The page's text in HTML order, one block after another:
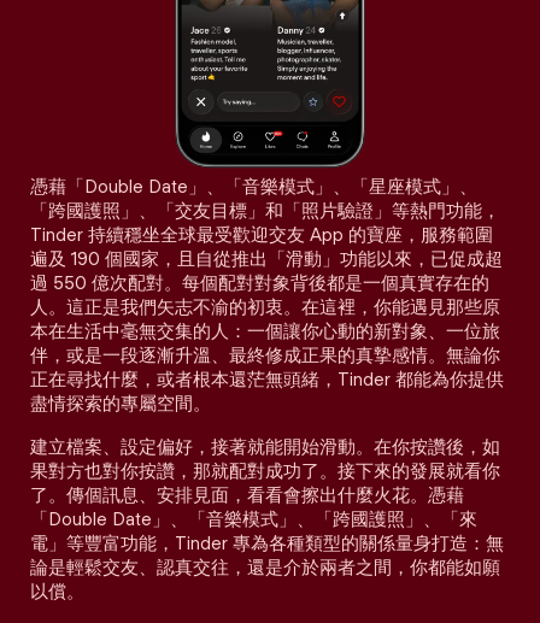
憑藉「Double Date」、「音樂模式」、「星座模式」、
「跨國護照」、「交友目標」和「照片驗證」等熱門功能，
Tinder 持續穩坐全球最受歡迎交友 App 的寶座，服務範圍
遍及 190 個國家，且自從推出「滑動」功能以來，已促成超
過 550 億次配對。每個配對對象背後都是一個真實存在的
人。這正是我們矢志不渝的初衷。在這裡，你能遇見那些原
本在生活中毫無交集的人：一個讓你心動的新對象、一位旅
伴，或是一段逐漸升溫、最終修成正果的真摯感情。無論你
正在尋找什麼，或者根本還茫無頭緒，Tinder 都能為你提供
盡情探索的專屬空間。
建立檔案、設定偏好，接著就能開始滑動。在你按讚後，如
果對方也對你按讚，那就配對成功了。接下來的發展就看你
了。傳個訊息、安排見面，看看會擦出什麼火花。憑藉
「Double Date」、「音樂模式」、「跨國護照」、「來
電」等豐富功能，Tinder 專為各種類型的關係量身打造：無
論是輕鬆交友、認真交往，還是介於兩者之間，你都能如願
以償。